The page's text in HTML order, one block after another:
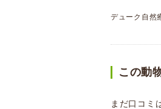
デューク自然
この動
まだ口コミ